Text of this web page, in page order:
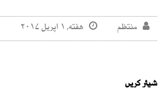
منتظم هفته, ۱ اپریل ۲۰۱۷
شیئر کریں